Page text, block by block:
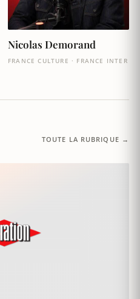
Nicolas Demorand
FRANCE CULTURE · FRANCE INTER
TOUTE LA RUBRIQUE →